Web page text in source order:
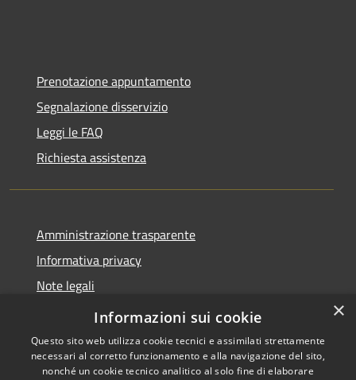
Prenotazione appuntamento
Segnalazione disservizio
Leggi le FAQ
Richiesta assistenza
Amministrazione trasparente
Informativa privacy
Note legali
Dichiarazione di accessibilità
×
Informazioni sui cookie
Questo sito web utilizza cookie tecnici e assimilati strettamente
necessari al corretto funzionamento e alla navigazione del sito,
nonché un cookie tecnico analitico al solo fine di elaborare